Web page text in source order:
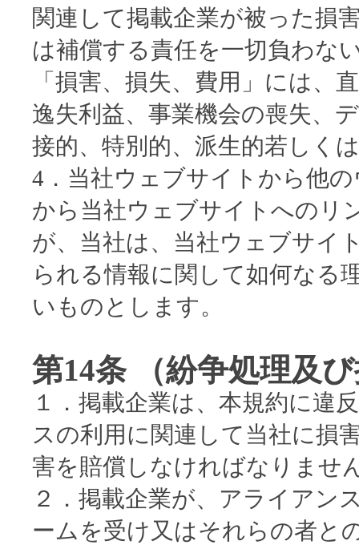
関連して掲載企業が被った損
は補償する責任を一切負わな
「損害、損失、費用」には、
逸失利益、事業機会の喪失、
接的、特別的、派生的若しく
4．当社ウェブサイトから他
から当社ウェブサイトへのリ
が、当社は、当社ウェブサイ
られる情報に関して如何なる
いものとします。
第14条 （紛争処理及
１．掲載企業は、本規約に違
スの利用に関連して当社に損
害を賠償しなければなりませ
２．掲載企業が、アライアン
ームを受け又はそれらの者と